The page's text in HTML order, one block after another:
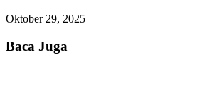
Oktober 29, 2025
Baca Juga